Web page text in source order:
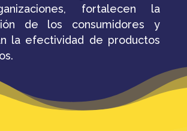
fortalecen la
de los consumidores y
la efectividad de productos